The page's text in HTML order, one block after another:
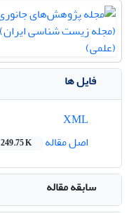
فایل ها
اصل مقاله
249.75 K
سابقه مقاله